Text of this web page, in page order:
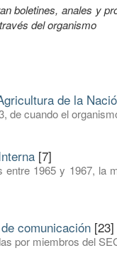
boletines, anales y
del organismo
de la
de cuando el
[7]
entre 1965 y 1967, la
comunicación [23]
por miembros del